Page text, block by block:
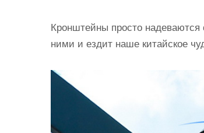
Кронштейны просто надеваются
ними и ездит наше китайское